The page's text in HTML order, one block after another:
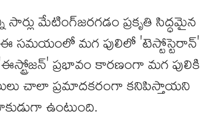
మేటింగ్​జరగడం ప్రకృతి సిద్ధమైన
ఈ సమయంలో మగ పులిలో 'టెస్టోస్టెరాన్'
ప్రభావం కారణంగా మగ పులికి
చాలా ప్రమాదకరంగా కనిపిస్తాయని
ఉంటుంది.